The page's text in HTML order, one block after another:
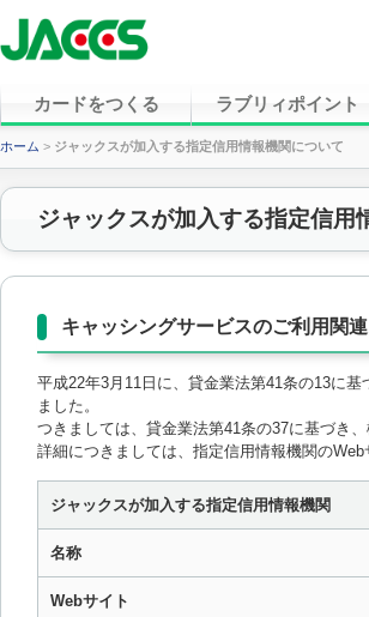
カードをつくる ラブリィポイント
ホーム > ジャックスが加入する指定信用情報機関について
ジャックスが加入する指定信用
キャッシングサービスのご利用関連
平成22年3月11日に、貸金業法第41条の13に
ました。
つきましては、貸金業法第41条の37に基づき
詳細につきましては、指定信用情報機関のWeb
ジャックスが加入する指定信用情報機関
名称
Webサイト